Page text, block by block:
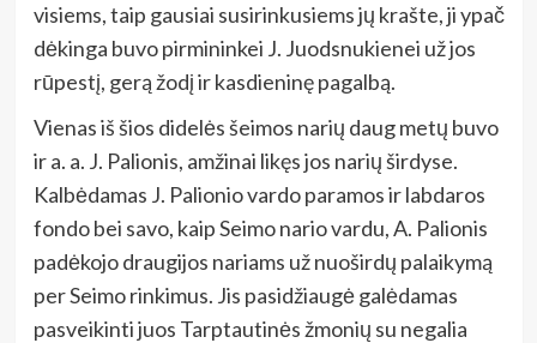
visiems, taip gausiai susirinkusiems jų krašte, ji ypač
dėkinga buvo pirmininkei J. Juodsnukienei už jos
rūpestį, gerą žodį ir kasdieninę pagalbą.
Vienas iš šios didelės šeimos narių daug metų buvo
ir a. a. J. Palionis, amžinai likęs jos narių širdyse.
Kalbėdamas J. Palionio vardo paramos ir labdaros
fondo bei savo, kaip Seimo nario vardu, A. Palionis
padėkojo draugijos nariams už nuoširdų palaikymą
per Seimo rinkimus. Jis pasidžiaugė galėdamas
pasveikinti juos Tarptautinės žmonių su negalia